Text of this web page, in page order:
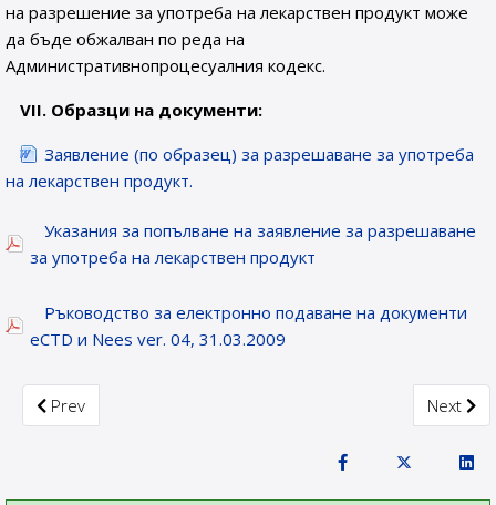
на разрешение за употреба на лекарствен продукт може
да бъде обжалван по реда на
Административнопроцесуалния кодекс.
VІІ. Образци на документи:
Заявление (по образец) за разрешаване за употреба
на лекарствен продукт.
Указания за попълване на заявление за разрешаване
за употреба на лекарствен продукт
Ръководство за електронно подаване на документи
eCTD и Nees ver. 04, 31.03.2009
Previous article: Issue of Certificate for pharmaceutical
Prev Next
Next